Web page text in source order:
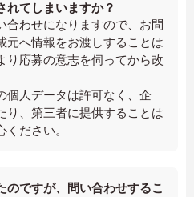
れてしまいますか？
合わせになりますので、お問
元へ情報をお渡しすることは
り応募の意志を伺ってから改
個人データは許可なく、企
り、第三者に提供することは
ださい。
のですが、問い合わせするこ